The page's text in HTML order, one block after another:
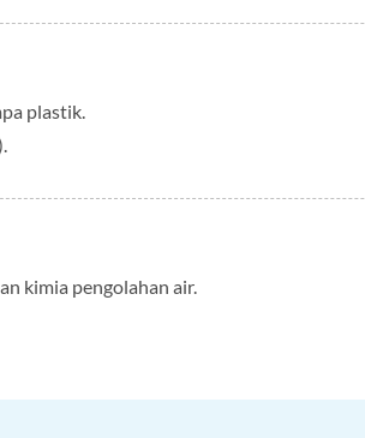
plastik.
kimia pengolahan air.